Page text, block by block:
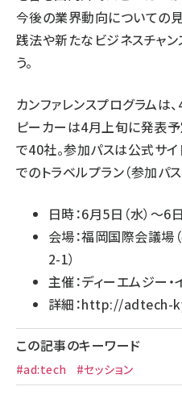
今後の業界動向についての
践法や新たなビジネスチャ
う。
カンファレンスプログラムは
ピーカーは4月上旬に発表
で40社。参加パスは公式サ
でのトラベルプラン（参加パ
日時：6月5日（水）～6日
会場：福岡国際会議
2-1）
主催：ディーエムジー
詳細：http://adtech-
この記事のキーワード
#ad:tech #セッション